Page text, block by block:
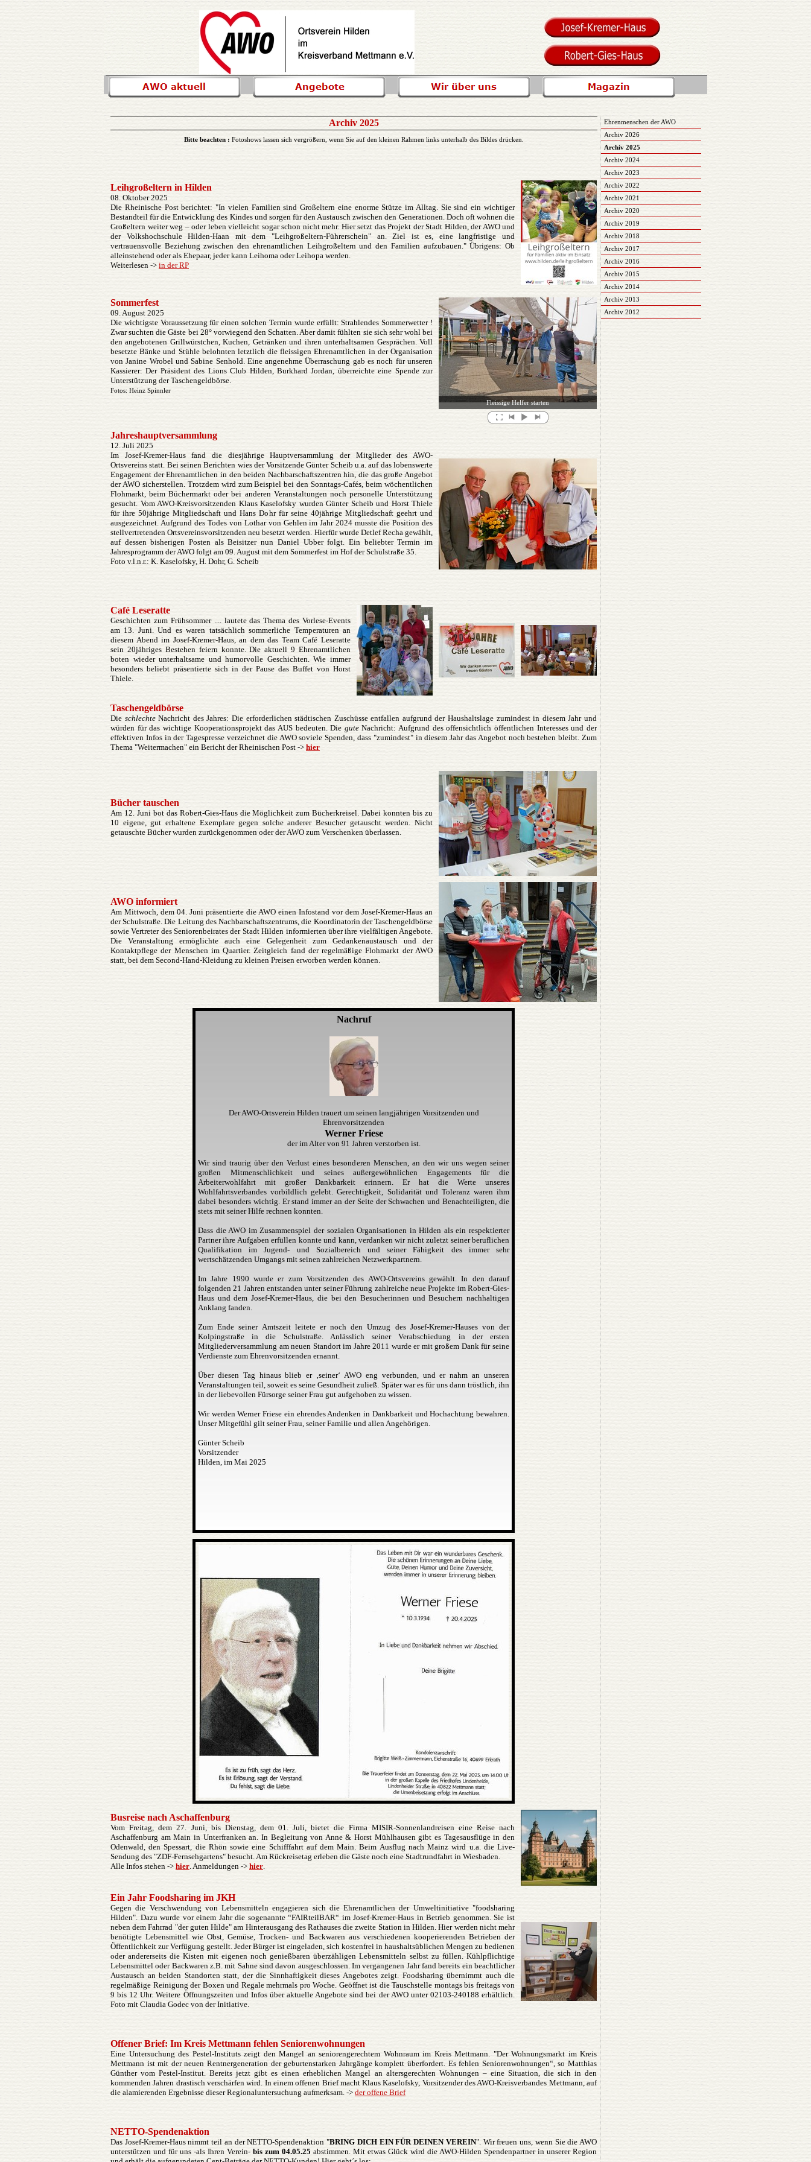
Archiv 2025
Bitte beachten : Fotoshows lassen sich vergrößern, wenn Sie auf den kleinen Rahmen links unterhalb des Bildes drücken.
Leihgroßeltern in Hilden
08. Oktober 2025
Die Rheinische Post berichtet: "In vielen Familien sind Großeltern eine enorme Stütze im Alltag. Sie sind ein wichtiger
Bestandteil für die Entwicklung des Kindes und sorgen für den Austausch zwischen den Generationen. Doch oft wohnen die
Großeltern weiter weg – oder leben vielleicht sogar schon nicht mehr. Hier setzt das Projekt der Stadt Hilden, der AWO und
der Volkshochschule Hilden-Haan mit dem "Leihgroßeltern-Führerschein" an. Ziel ist es, eine langfristige und
vertrauensvolle Beziehung zwischen den ehrenamtlichen Leihgroßeltern und den Familien aufzubauen." Übrigens: Ob
alleinstehend oder als Ehepaar, jeder kann Leihoma oder Leihopa werden.
Weiterlesen -> in der RP
Sommerfest
09. August 2025
Die wichtigste Voraussetzung für einen solchen Termin wurde erfüllt: Strahlendes Sommerwetter !
Zwar suchten die Gäste bei 28° vorwiegend den Schatten. Aber damit fühlten sie sich sehr wohl bei
den angebotenen Grillwürstchen, Kuchen, Getränken und ihren unterhaltsamen Gesprächen. Voll
besetzte Bänke und Stühle belohnten letztlich die fleissigen Ehrenamtlichen in der Organisation
von Janine Wrobel und Sabine Senhold. Eine angenehme Überraschung gab es noch für unseren
Kassierer: Der Präsident des Lions Club Hilden, Burkhard Jordan, überreichte eine Spende zur
Unterstützung der Taschengeldbörse.
Fotos: Heinz Spinnler
Fleissige Helfer starten
Jahreshauptversammlung
12. Juli 2025
Im Josef-Kremer-Haus fand die diesjährige Hauptversammlung der Mitglieder des AWO-
Ortsvereins statt. Bei seinen Berichten wies der Vorsitzende Günter Scheib u.a. auf das lobenswerte
Engagement der Ehrenamtlichen in den beiden Nachbarschaftszentren hin, die das große Angebot
der AWO sicherstellen. Trotzdem wird zum Beispiel bei den Sonntags-Cafés, beim wöchentlichen
Flohmarkt, beim Büchermarkt oder bei anderen Veranstaltungen noch personelle Unterstützung
gesucht. Vom AWO-Kreisvorsitzenden Klaus Kaselofsky wurden Günter Scheib und Horst Thiele
für ihre 50jährige Mitgliedschaft und Hans Dohr für seine 40jährige Mitgliedschaft geehrt und
ausgezeichnet. Aufgrund des Todes von Lothar von Gehlen im Jahr 2024 musste die Position des
stellvertretenden Ortsvereinsvorsitzenden neu besetzt werden. Hierfür wurde Detlef Recha gewählt,
auf dessen bisherigen Posten als Beisitzer nun Daniel Ubber folgt. Ein beliebter Termin im
Jahresprogramm der AWO folgt am 09. August mit dem Sommerfest im Hof der Schulstraße 35.
Foto v.l.n.r.: K. Kaselofsky, H. Dohr, G. Scheib
Café Leseratte
Geschichten zum Frühsommer .... lautete das Thema des Vorlese-Events
am 13. Juni. Und es waren tatsächlich sommerliche Temperaturen an
diesem Abend im Josef-Kremer-Haus, an dem das Team Café Leseratte
sein 20jähriges Bestehen feiern konnte. Die aktuell 9 Ehrenamtlichen
boten wieder unterhaltsame und humorvolle Geschichten. Wie immer
besonders beliebt präsentierte sich in der Pause das Buffet von Horst
Thiele.
Taschengeldbörse
Die schlechteNachricht des Jahres: Die erforderlichen städtischen Zuschüsse entfallen aufgrund der Haushaltslage zumindest in diesem Jahr und
würden für das wichtige Kooperationsprojekt das AUS bedeuten. Die guteNachricht: Aufgrund des offensichtlich öffentlichen Interesses und der
effektiven Infos in der Tagespresse verzeichnet die AWO soviele Spenden, dass "zumindest" in diesem Jahr das Angebot noch bestehen bleibt. Zum
Thema "Weitermachen" ein Bericht der Rheinischen Post -> hier
Bücher tauschen
Am 12. Juni bot das Robert-Gies-Haus die Möglichkeit zum Bücherkreisel. Dabei konnten bis zu
10 eigene, gut erhaltene Exemplare gegen solche anderer Besucher getauscht werden. Nicht
getauschte Bücher wurden zurückgenommen oder der AWO zum Verschenken überlassen.
AWO informiert
Am Mittwoch, dem 04. Juni präsentierte die AWO einen Infostand vor dem Josef-Kremer-Haus an
der Schulstraße. Die Leitung des Nachbarschaftszentrums, die Koordinatorin der Taschengeldbörse
sowie Vertreter des Seniorenbeirates der Stadt Hilden informierten über ihre vielfältigen Angebote.
Die Veranstaltung ermöglichte auch eine Gelegenheit zum Gedankenaustausch und der
Kontaktpflege der Menschen im Quartier. Zeitgleich fand der regelmäßige Flohmarkt der AWO
statt, bei dem Second-Hand-Kleidung zu kleinen Preisen erworben werden können.
Nachruf
Der AWO-Ortsverein Hilden trauert um seinen langjährigen Vorsitzenden und
Ehrenvorsitzenden
Werner Friese
der im Alter von 91 Jahren verstorben ist.
Wir sind traurig über den Verlust eines besonderen Menschen, an den wir uns wegen seiner
großen Mitmenschlichkeit und seines außergewöhnlichen Engagements für die
Arbeiterwohlfahrt mit großer Dankbarkeit erinnern. Er hat die Werte unseres
Wohlfahrtsverbandes vorbildlich gelebt. Gerechtigkeit, Solidarität und Toleranz waren ihm
dabei besonders wichtig. Er stand immer an der Seite der Schwachen und Benachteiligten, die
stets mit seiner Hilfe rechnen konnten.
Dass die AWO im Zusammenspiel der sozialen Organisationen in Hilden als ein respektierter
Partner ihre Aufgaben erfüllen konnte und kann, verdanken wir nicht zuletzt seiner beruflichen
Qualifikation im Jugend- und Sozialbereich und seiner Fähigkeit des immer sehr
wertschätzenden Umgangs mit seinen zahlreichen Netzwerkpartnern.
Im Jahre 1990 wurde er zum Vorsitzenden des AWO-Ortsvereins gewählt. In den darauf
folgenden 21 Jahren entstanden unter seiner Führung zahlreiche neue Projekte im Robert-Gies-
Haus und dem Josef-Kremer-Haus, die bei den Besucherinnen und Besuchern nachhaltigen
Anklang fanden.
Zum Ende seiner Amtszeit leitete er noch den Umzug des Josef-Kremer-Hauses von der
Kolpingstraße in die Schulstraße. Anlässlich seiner Verabschiedung in der ersten
Mitgliederversammlung am neuen Standort im Jahre 2011 wurde er mit großem Dank für seine
Verdienste zum Ehrenvorsitzenden ernannt.
Über diesen Tag hinaus blieb er ‚seiner‘ AWO eng verbunden, und er nahm an unseren
Veranstaltungen teil, soweit es seine Gesundheit zuließ. Später war es für uns dann tröstlich, ihn
in der liebevollen Fürsorge seiner Frau gut aufgehoben zu wissen.
Wir werden Werner Friese ein ehrendes Andenken in Dankbarkeit und Hochachtung bewahren.
Unser Mitgefühl gilt seiner Frau, seiner Familie und allen Angehörigen.
Günter Scheib
Vorsitzender
Hilden, im Mai 2025
Busreise nach Aschaffenburg
Vom Freitag, dem 27. Juni, bis Dienstag, dem 01. Juli, bietet die Firma MISIR-Sonnenlandreisen eine Reise nach
Aschaffenburg am Main in Unterfranken an. In Begleitung von Anne & Horst Mühlhausen gibt es Tagesausflüge in den
Odenwald, den Spessart, die Rhön sowie eine Schifffahrt auf dem Main. Beim Ausflug nach Mainz wird u.a. die Live-
Sendung des "ZDF-Fernsehgartens" besucht. Am Rückreisetag erleben die Gäste noch eine Stadtrundfahrt in Wiesbaden.
Alle Infos stehen -> hier. Anmeldungen -> hier.
Ein Jahr Foodsharing im JKH
Gegen die Verschwendung von Lebensmitteln engagieren sich die Ehrenamtlichen der Umweltinitiative "foodsharing
Hilden". Dazu wurde vor einem Jahr die sogenannte “FAIRteilBAR“ im Josef-Kremer-Haus in Betrieb genommen. Sie ist
neben dem Fahrrad "der guten Hilde" am Hinterausgang des Rathauses die zweite Station in Hilden. Hier werden nicht mehr
benötigte Lebensmittel wie Obst, Gemüse, Trocken- und Backwaren aus verschiedenen kooperierenden Betrieben der
Öffentlichkeit zur Verfügung gestellt. Jeder Bürger ist eingeladen, sich kostenfrei in haushaltsüblichen Mengen zu bedienen
oder andererseits die Kisten mit eigenen noch genießbaren überzähligen Lebensmitteln selbst zu füllen. Kühlpflichtige
Lebensmittel oder Backwaren z.B. mit Sahne sind davon ausgeschlossen. Im vergangenen Jahr fand bereits ein beachtlicher
Austausch an beiden Standorten statt, der die Sinnhaftigkeit dieses Angebotes zeigt. Foodsharing übernimmt auch die
regelmäßige Reinigung der Boxen und Regale mehrmals pro Woche. Geöffnet ist die Tauschstelle montags bis freitags von
9 bis 12 Uhr. Weitere Öffnungszeiten und Infos über aktuelle Angebote sind bei der AWO unter 02103-240188 erhältlich.
Foto mit Claudia Godec von der Initiative.
Offener Brief: Im Kreis Mettmann fehlen Seniorenwohnungen
Eine Untersuchung des Pestel-Instituts zeigt den Mangel an seniorengerechtem Wohnraum im Kreis Mettmann. "Der Wohnungsmarkt im Kreis
Mettmann ist mit der neuen Rentnergeneration der geburtenstarken Jahrgänge komplett überfordert. Es fehlen Seniorenwohnungen“, so Matthias
Günther vom Pestel-Institut. Bereits jetzt gibt es einen erheblichen Mangel an altersgerechten Wohnungen – eine Situation, die sich in den
kommenden Jahren drastisch verschärfen wird. In einem offenen Brief macht Klaus Kaselofsky, Vorsitzender des AWO-Kreisverbandes Mettmann, auf
die alamierenden Ergebnisse dieser Regionaluntersuchung aufmerksam. -> der offene Brief
NETTO-Spendenaktion
Das Josef-Kremer-Haus nimmt teil an der NETTO-Spendenaktion "BRING DICH EIN FÜR DEINEN VEREIN". Wir freuen uns, wenn Sie die AWO
unterstützen und für uns -als Ihren Verein- bis zum 04.05.25 abstimmen. Mit etwas Glück wird die AWO-Hilden Spendenpartner in unserer Region
Ehrenmenschen der AWO
Archiv 2026
Archiv 2025
Archiv 2024
Archiv 2023
Archiv 2022
Archiv 2021
Archiv 2020
Archiv 2019
Archiv 2018
Archiv 2017
Archiv 2016
Archiv 2015
Archiv 2014
Archiv 2013
Archiv 2012